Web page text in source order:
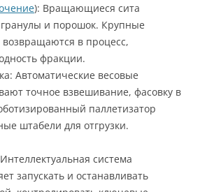
): Вращающиеся сита
и порошок. Крупные
возвращаются в процесс,
фракции.
Автоматические весовые
точное взвешивание, фасовку в
паллетизатор
штабели для отгрузки.
система
запускать и останавливать